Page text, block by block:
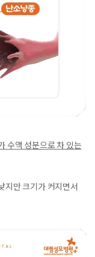
수액 성분으로 차 있는
지만 크기가 커지면서